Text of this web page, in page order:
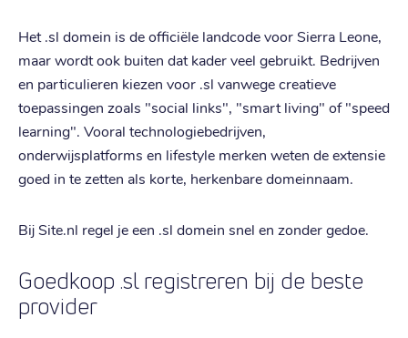
Het .sl domein is de officiële landcode voor Sierra Leone,
maar wordt ook buiten dat kader veel gebruikt. Bedrijven
en particulieren kiezen voor .sl vanwege creatieve
toepassingen zoals "social links", "smart living" of "speed
learning". Vooral technologiebedrijven,
onderwijsplatforms en lifestyle merken weten de extensie
goed in te zetten als korte, herkenbare domeinnaam.
Bij Site.nl regel je een .sl domein snel en zonder gedoe.
Goedkoop .sl registreren bij de beste
provider